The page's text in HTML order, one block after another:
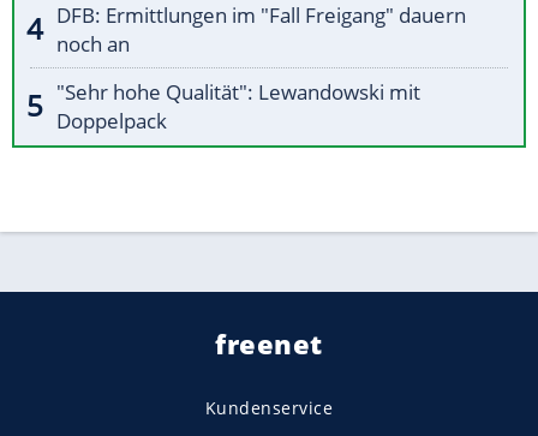
DFB: Ermittlungen im "Fall Freigang" dauern
noch an
"Sehr hohe Qualität": Lewandowski mit
Doppelpack
freenet
Kundenservice